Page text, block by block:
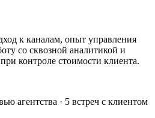
к каналам, опыт управления
со сквозной аналитикой и
контроле стоимости клиента.
агентства · 5 встреч с клиентом